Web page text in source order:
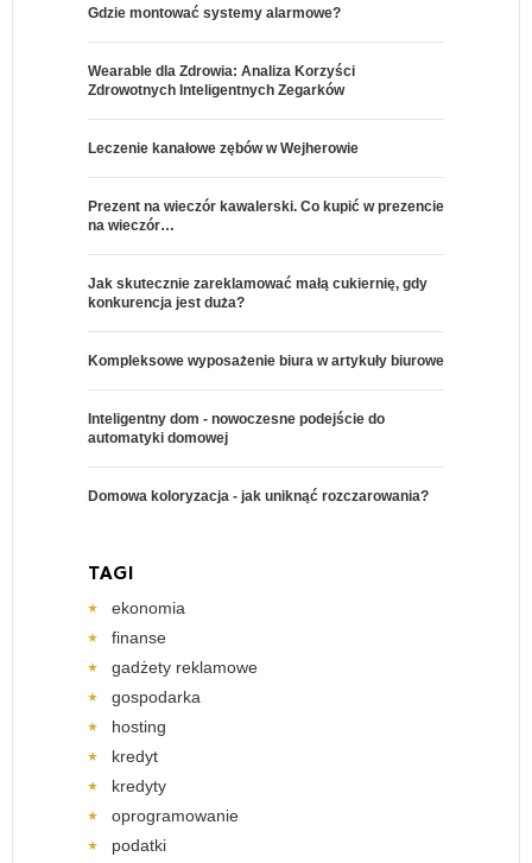
Gdzie montować systemy alarmowe?
Wearable dla Zdrowia: Analiza Korzyści
Zdrowotnych Inteligentnych Zegarków
Leczenie kanałowe zębów w Wejherowie
Prezent na wieczór kawalerski. Co kupić w prezencie
na wieczór…
Jak skutecznie zareklamować małą cukiernię, gdy
konkurencja jest duża?
Kompleksowe wyposażenie biura w artykuły biurowe
Inteligentny dom - nowoczesne podejście do
automatyki domowej
Domowa koloryzacja - jak uniknąć rozczarowania?
TAGI
ekonomia
finanse
gadżety reklamowe
gospodarka
hosting
kredyt
kredyty
oprogramowanie
podatki